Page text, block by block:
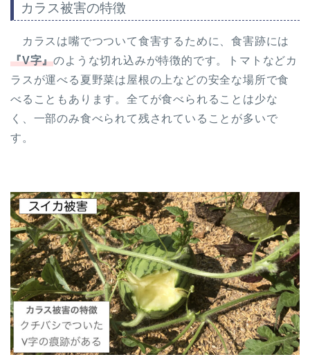
カラス被害の特徴
カラスは嘴でつついて食害するために、食害跡には
『V字』のような切れ込みが特徴的です。トマトなどカ
ラスが運べる夏野菜は屋根の上などの安全な場所で食
べることもあります。全てが食べられることは少な
く、一部のみ食べられて残されていることが多いで
す。